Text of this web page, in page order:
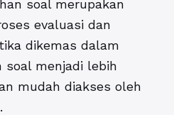
soal merupakan
evaluasi dan
dikemas dalam
menjadi lebih
mudah diakses oleh